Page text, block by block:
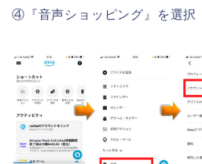
④『音声ショッピング』を選択